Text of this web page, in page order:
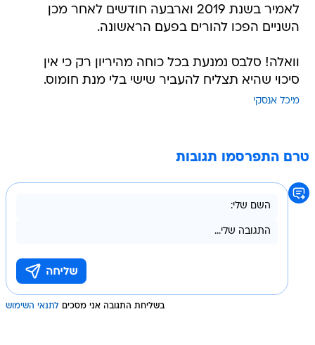
לאמיר בשנת 2019 וארבעה חודשים לאחר מכן
השניים הפכו להורים בפעם הראשונה.
וואלה! סלבס נמנעת בכל כוחה מהיריון רק כי אין
סיכוי שהיא תצליח להעביר שישי בלי מנת חומוס.
מיכל אנסקי
טרם התפרסמו תגובות
בשליחת התגובה אני מסכים לתנאי השימוש